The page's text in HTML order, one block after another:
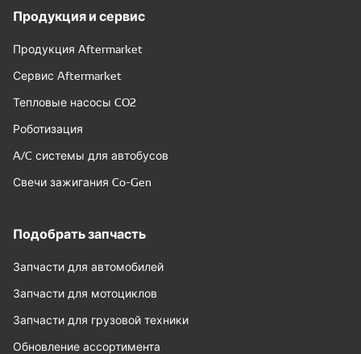
Продукция и сервис
Продукция Aftermarket
Сервис Aftermarket
Тепловые насосы CO2
Роботизация
A/C системы для автобусов
Свечи зажигания Co-Gen
Подобрать запчасть
Запчасти для автомобилей
Запчасти для мотоциклов
Запчасти для грузовой техники
Обновление ассортимента